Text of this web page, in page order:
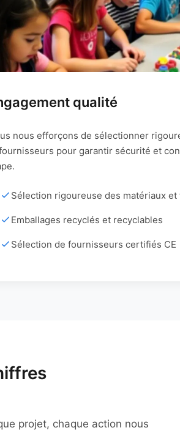
qualité
nous efforçons de sélectionner
pour garantir sécurité et
Sélection rigoureuse des matériaux
Emballages recyclés et recyclables
Sélection de fournisseurs certifiés CE
projet, chaque action nous